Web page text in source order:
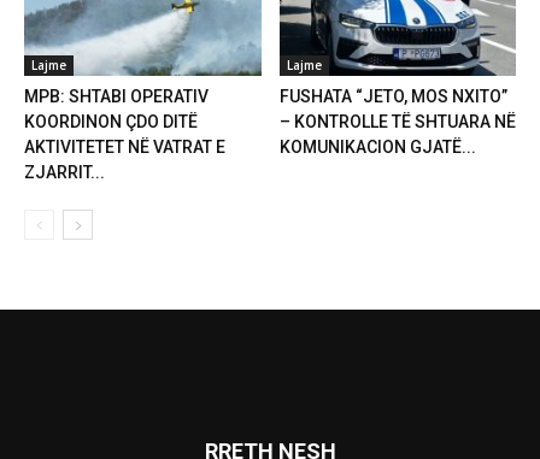
Lajme
MPB: SHTABI OPERATIV
KOORDINON ÇDO DITË
AKTIVITETET NË VATRAT E
ZJARRIT...
Lajme
FUSHATA “JETO, MOS NXITO”
– KONTROLLE TË SHTUARA NË
KOMUNIKACION GJATË...
RRETH NESH